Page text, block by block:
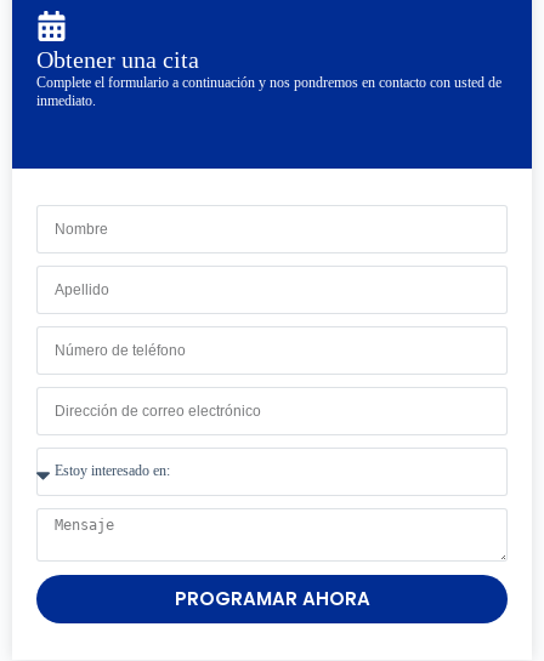
Obtener una cita
Complete el formulario a continuación y nos pondremos en contacto con usted de
inmediato.
PROGRAMAR AHORA